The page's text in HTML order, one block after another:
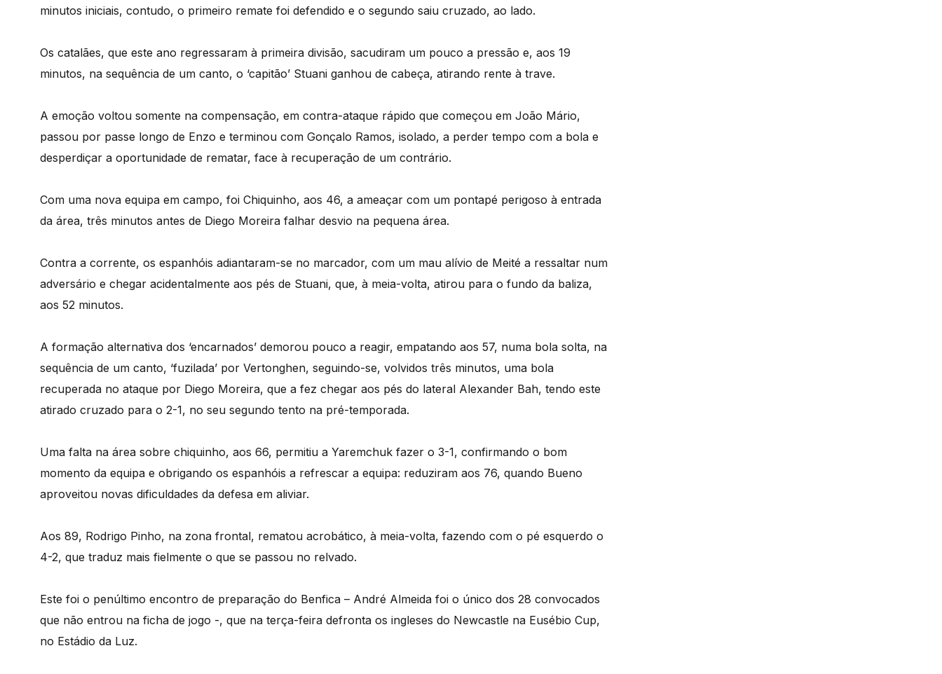
minutos iniciais, contudo, o primeiro remate foi defendido e o segundo saiu cruzado, ao lado.
Os catalães, que este ano regressaram à primeira divisão, sacudiram um pouco a pressão e, aos 19
minutos, na sequência de um canto, o ‘capitão’ Stuani ganhou de cabeça, atirando rente à trave.
A emoção voltou somente na compensação, em contra-ataque rápido que começou em João Mário,
passou por passe longo de Enzo e terminou com Gonçalo Ramos, isolado, a perder tempo com a bola e
desperdiçar a oportunidade de rematar, face à recuperação de um contrário.
Com uma nova equipa em campo, foi Chiquinho, aos 46, a ameaçar com um pontapé perigoso à entrada
da área, três minutos antes de Diego Moreira falhar desvio na pequena área.
Contra a corrente, os espanhóis adiantaram-se no marcador, com um mau alívio de Meité a ressaltar num
adversário e chegar acidentalmente aos pés de Stuani, que, à meia-volta, atirou para o fundo da baliza,
aos 52 minutos.
A formação alternativa dos ‘encarnados’ demorou pouco a reagir, empatando aos 57, numa bola solta, na
sequência de um canto, ‘fuzilada’ por Vertonghen, seguindo-se, volvidos três minutos, uma bola
recuperada no ataque por Diego Moreira, que a fez chegar aos pés do lateral Alexander Bah, tendo este
atirado cruzado para o 2-1, no seu segundo tento na pré-temporada.
Uma falta na área sobre chiquinho, aos 66, permitiu a Yaremchuk fazer o 3-1, confirmando o bom
momento da equipa e obrigando os espanhóis a refrescar a equipa: reduziram aos 76, quando Bueno
aproveitou novas dificuldades da defesa em aliviar.
Aos 89, Rodrigo Pinho, na zona frontal, rematou acrobático, à meia-volta, fazendo com o pé esquerdo o
4-2, que traduz mais fielmente o que se passou no relvado.
Este foi o penúltimo encontro de preparação do Benfica – André Almeida foi o único dos 28 convocados
que não entrou na ficha de jogo -, que na terça-feira defronta os ingleses do Newcastle na Eusébio Cup,
no Estádio da Luz.